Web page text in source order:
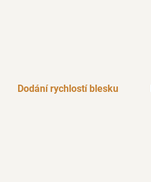
Dodání rychlostí blesku